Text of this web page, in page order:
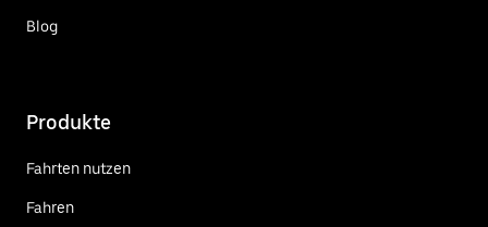
Blog
Produkte
Fahrten nutzen
Fahren